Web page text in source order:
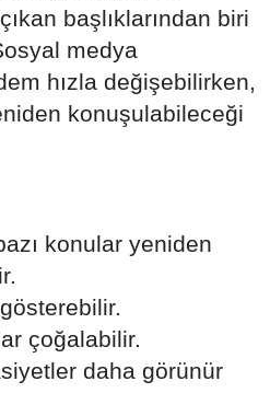
başlıklarından biri
medya
hızla değişebilirken,
konuşulabileceği
konular yeniden
çoğalabilir.
daha görünür